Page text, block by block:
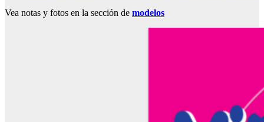
Vea notas y fotos en la sección de modelos